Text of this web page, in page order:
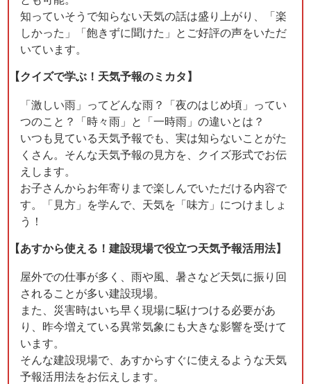
知っていそうで知らない天気の話は盛り上がり、「楽
しかった」「飽きずに聞けた」とご好評の声をいただ
いています。
【クイズで学ぶ！天気予報のミカタ】
「激しい雨」ってどんな雨？「夜のはじめ頃」ってい
つのこと？「時々雨」と「一時雨」の違いとは？
いつも見ている天気予報でも、実は知らないことがた
くさん。そんな天気予報の見方を、クイズ形式でお伝
えします。
お子さんからお年寄りまで楽しんでいただける内容で
す。「見方」を学んで、天気を「味方」につけましょ
う！
【あすから使える！建設現場で役立つ天気予報活用法】
屋外での仕事が多く、雨や風、暑さなど天気に振り回
されることが多い建設現場。
また、災害時はいち早く現場に駆けつける必要があ
り、昨今増えている異常気象にも大きな影響を受けて
います。
そんな建設現場で、あすからすぐに使えるような天気
予報活用法をお伝えします。